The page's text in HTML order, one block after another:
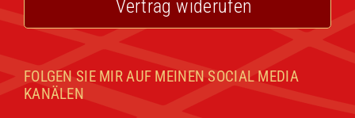
Vertrag widerufen
FOLGEN SIE MIR AUF MEINEN SOCIAL MEDIA
KANÄLEN